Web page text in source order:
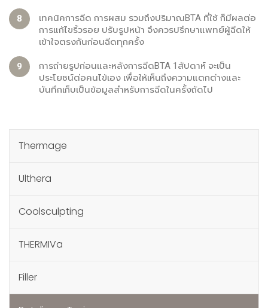
Thermage
Ulthera
Coolsculpting
THERMIVa
Filler
เทคนิคการฉีด การผสม รวมถึงปริมาณBTA ที่ใช้ ก็มีผลต่อ
การแก้ไขริ้วรอย ปรับรูปหน้า จึงควรปรึกษาแพทย์ผู้ฉีดให้
เข้าใจตรงกันก่อนฉีดทุกครั้ง
การถ่ายรูปก่อนและหลังการฉีดBTA 1สัปดาห์ จะเป็น
ประโยชน์ต่อคนไข้เอง เพื่อให้เห็นถึงความแตกต่างและ
บันทึกเก็บเป็นข้อมูลสำหรับการฉีดในครั้งถัดไป